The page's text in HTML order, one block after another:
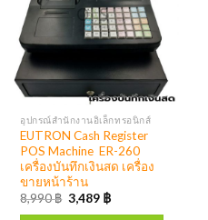
อุปกรณ์สำนักงานอิเล็กทรอนิกส์
EUTRON Cash Register
POS Machine ER-260
เครื่องบันทึกเงินสด เครื่อง
ขายหน้าร้าน
8,990฿ 3,489 ฿